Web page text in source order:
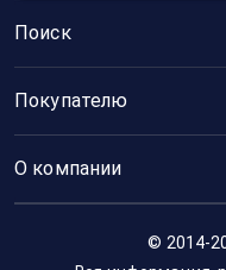
Поиск
Покупателю
О компании
© 2014-